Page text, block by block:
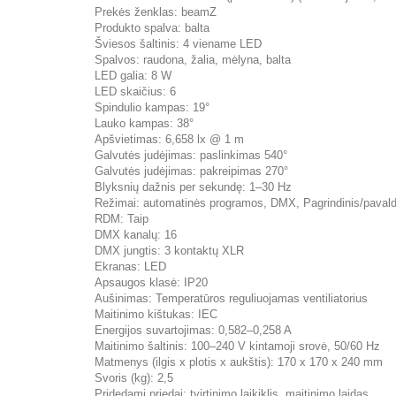
Prekės ženklas: beamZ
Produkto spalva: balta
Šviesos šaltinis: 4 viename LED
Spalvos: raudona, žalia, mėlyna, balta
LED galia: 8 W
LED skaičius: 6
Spindulio kampas: 19°
Lauko kampas: 38°
Apšvietimas: 6,658 lx @ 1 m
Galvutės judėjimas: paslinkimas 540°
Galvutės judėjimas: pakreipimas 270°
Blyksnių dažnis per sekundę: 1–30 Hz
Režimai: automatinės programos, DMX, Pagrindinis/
RDM: Taip
DMX kanalų: 16
DMX jungtis: 3 kontaktų XLR
Ekranas: LED
Apsaugos klasė: IP20
Aušinimas: Temperatūros reguliuojamas ventiliatorius
Maitinimo kištukas: IEC
Energijos suvartojimas: 0,582–0,258 A
Maitinimo šaltinis: 100–240 V kintamoji srovė, 50/60 Hz
Matmenys (ilgis x plotis x aukštis): 170 x 170 x 240 mm
Svoris (kg): 2,5